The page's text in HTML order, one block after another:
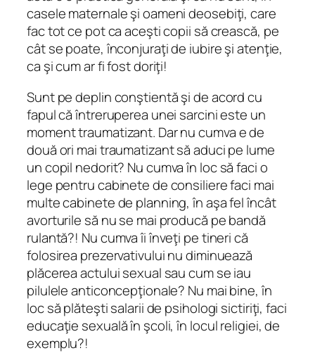
casele maternale şi oameni deosebiţi, care
fac tot ce pot ca aceşti copii să crească, pe
cât se poate, înconjuraţi de iubire şi atenţie,
ca şi cum ar fi fost doriţi!
Sunt pe deplin conştientă şi de acord cu
fapul că întreruperea unei sarcini este un
moment traumatizant. Dar nu cumva e de
două ori mai traumatizant să aduci pe lume
un copil nedorit? Nu cumva în loc să faci o
lege pentru cabinete de consiliere faci mai
multe cabinete de planning, în aşa fel încât
avorturile să nu se mai producă pe bandă
rulantă?! Nu cumva îi înveţi pe tineri că
folosirea prezervativului nu diminuează
plăcerea actului sexual sau cum se iau
pilulele anticoncepţionale? Nu mai bine, în
loc să plăteşti salarii de psihologi sictiriţi, faci
educaţie sexuală în şcoli, în locul religiei, de
exemplu?!